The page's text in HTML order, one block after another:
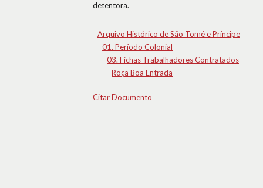
detentora.
Arquivo Histórico de São Tomé e Príncipe
01. Período Colonial
03. Fichas Trabalhadores Contratados
Roça Boa Entrada
Citar Documento